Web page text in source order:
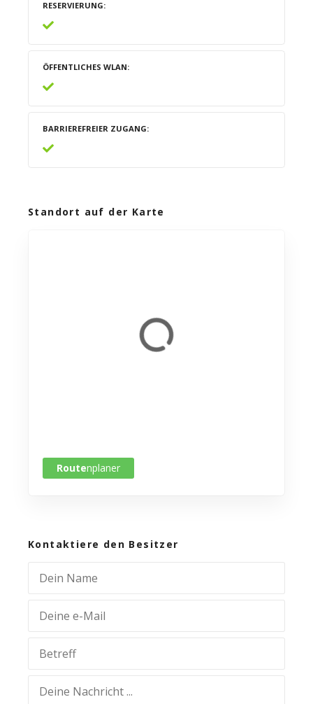
RESERVIERUNG
ÖFFENTLICHES WLAN
BARRIEREFREIER ZUGANG
Standort auf der Karte
Routenplaner
Kontaktiere den Besitzer